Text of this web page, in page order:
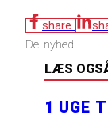
share
Del nyhed
LÆS
1 UGE